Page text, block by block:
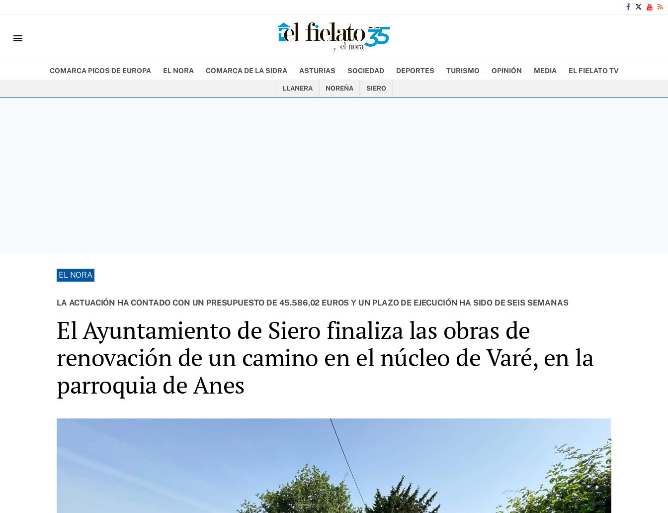
menu
COMARCA PICOS DE EUROPA EL NORA COMARCA DE LA SIDRA ASTURIAS SOCIEDAD DEPORTES TURISMO OPINIÓN MEDIA EL FIELATO TV
LLANERA NOREÑA SIERO
EL NORA
LA ACTUACIÓN HA CONTADO CON UN PRESUPUESTO DE 45.586,02 EUROS Y UN PLAZO DE EJECUCIÓN HA SIDO DE SEIS SEMANAS
El Ayuntamiento de Siero finaliza las obras de
renovación de un camino en el núcleo de Varé, en la
parroquia de Anes